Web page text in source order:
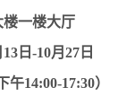
一楼大厅
13 日 -10月 27 日
午14:00-17:30）